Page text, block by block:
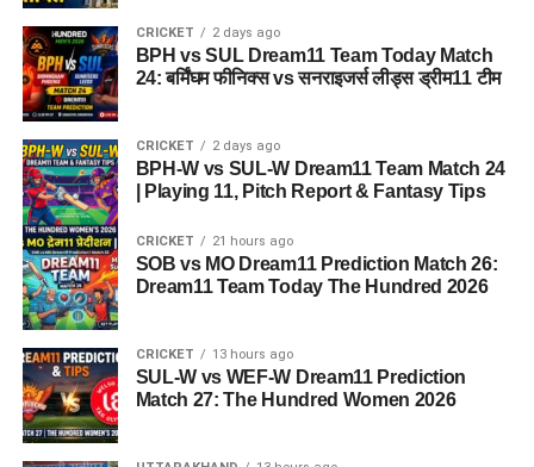
CRICKET 2 days ago
BPH vs SUL Dream11 Team Today Match
24: बर्मिंघम फीनिक्स vs सनराइजर्स लीड्स ड्रीम11 टीम
CRICKET 2 days ago
BPH-W vs SUL-W Dream11 Team Match 24
| Playing 11, Pitch Report & Fantasy Tips
CRICKET 21 hours ago
SOB vs MO Dream11 Prediction Match 26:
Dream11 Team Today The Hundred 2026
CRICKET 13 hours ago
SUL-W vs WEF-W Dream11 Prediction
Match 27: The Hundred Women 2026